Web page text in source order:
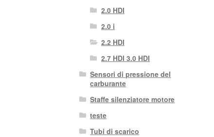
2.0 HDI
2.0 i
2.2 HDI
2.7 HDI 3.0 HDI
Sensori di pressione del
carburante
Staffe silenziatore motore
teste
Tubi di scarico